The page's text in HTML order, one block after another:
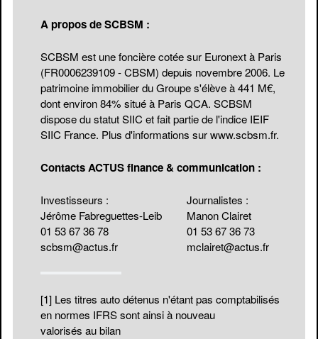
A propos de SCBSM :
SCBSM est une foncière cotée sur Euronext à Paris
(FR0006239109 - CBSM) depuis novembre 2006. Le
patrimoine immobilier du Groupe s'élève à 441 M€,
dont environ 84% situé à Paris QCA. SCBSM
dispose du statut SIIC et fait partie de l'indice IEIF
SIIC France. Plus d'informations surwww.scbsm.fr.
Contacts ACTUS finance & communication :
Investisseurs :
Journalistes :
Jérôme Fabreguettes-Leib
Manon Clairet
01 53 67 36 78
01 53 67 36 73
scbsm@actus.fr
mclairet@actus.fr
[1] Les titres auto détenus n'étant pas comptabilisés
en normes IFRS sont ainsi à nouveau
valorisés au bilan